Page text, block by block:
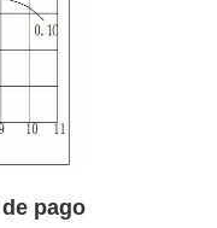
pago